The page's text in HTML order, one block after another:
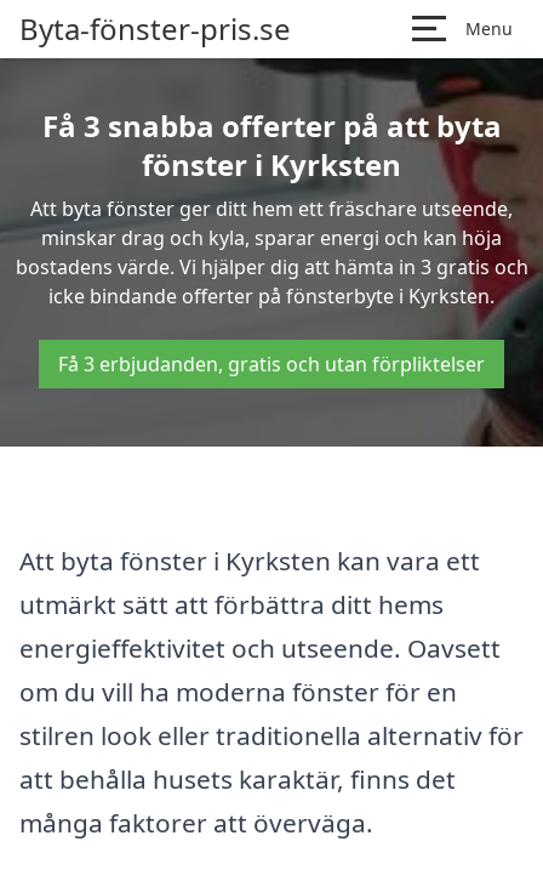
Byta-fönster-pris.se Menu
Få 3 snabba offerter på att byta
fönster i Kyrksten
Att byta fönster ger ditt hem ett fräschare utseende,
minskar drag och kyla, sparar energi och kan höja
bostadens värde. Vi hjälper dig att hämta in 3 gratis och
icke bindande offerter på fönsterbyte i Kyrksten.
Få 3 erbjudanden, gratis och utan förpliktelser
Att byta fönster i Kyrksten kan vara ett
utmärkt sätt att förbättra ditt hems
energieffektivitet och utseende. Oavsett
om du vill ha moderna fönster för en
stilren look eller traditionella alternativ för
att behålla husets karaktär, finns det
många faktorer att överväga.